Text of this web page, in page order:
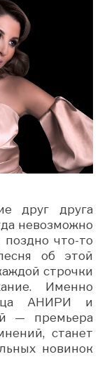
друг друга
невозможно
что-то
об этой
строчки
Именно
АНИРИ и
— премьера
станет
новинок